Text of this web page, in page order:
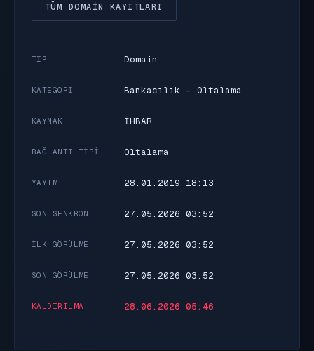
TÜM DOMAIN KAYITLARI
TIP Domain
KATEGORI Bankacılık - Oltalama
KAYNAK İHBAR
BAĞLANTI TIPI Oltalama
YAYIM 28.01.2019 18:13
SON SENKRON 27.05.2026 03:52
İLK GÖRÜLME 27.05.2026 03:52
SON GÖRÜLME 27.05.2026 03:52
KALDIRILMA 28.06.2026 05:46